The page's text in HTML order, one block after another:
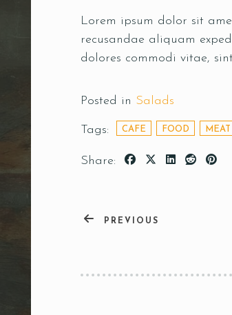
Lorem ipsum dolor sit
recusandae aliquam
dolores commodi vitae,
Posted in Salads
Tags: CAFE FOOD MEAT
Share:
PREVIOUS